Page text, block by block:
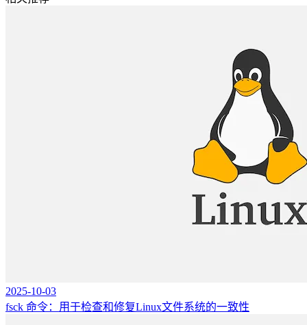
2025-10-03
fsck 命令：用于检查和修复Linux文件系统的一致性